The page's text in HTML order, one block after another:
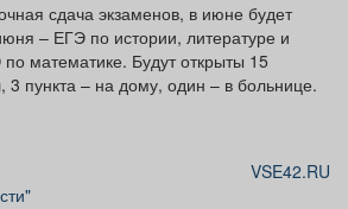
сдача экзаменов, в июне будет
– ЕГЭ по истории, литературе и
математике. Будут открыты 15
3 пункта – на дому, один – в больнице.
VSE42.RU